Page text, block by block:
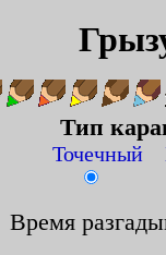
Тип
Точечный
Время